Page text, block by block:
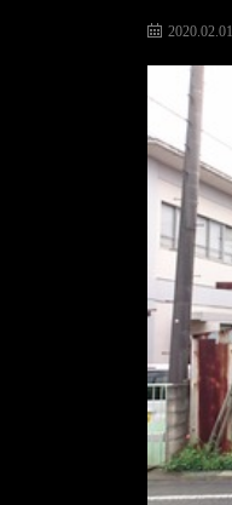
2020.02.01